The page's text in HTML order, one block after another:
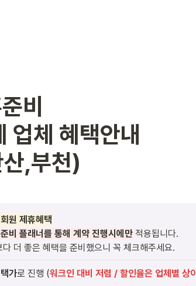
비
업체 혜택안내
,부천)
원 제휴혜택
비 플래너를 통해 계약 진행시에만 적용됩니다.
더 좋은 혜택을 준비했으니 꼭 체크해주세요.
가로 진행 (워크인 대비 저렴 / 할인율은 업체별 상이